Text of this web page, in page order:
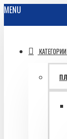
MENU
КАТЕГОРИИ